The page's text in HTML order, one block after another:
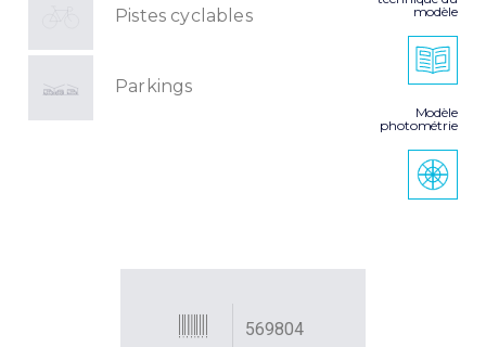
Pistes cyclables
Parkings
modèle
Modèle
photométrie
569804